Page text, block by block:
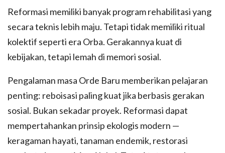
Reformasi memiliki banyak program rehabilitasi yang
secara teknis lebih maju. Tetapi tidak memiliki ritual
kolektif seperti era Orba. Gerakannya kuat di
kebijakan, tetapi lemah di memori sosial.
Pengalaman masa Orde Baru memberikan pelajaran
penting: reboisasi paling kuat jika berbasis gerakan
sosial. Bukan sekadar proyek. Reformasi dapat
mempertahankan prinsip ekologis modern —
keragaman hayati, tanaman endemik, restorasi